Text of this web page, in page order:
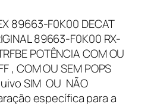
89663-F0K00 DECAT
89663-F0K00 RX-
POTÊNCIA COM OU
, COM OU SEM POPS
SIM OU NÃO
específica para a